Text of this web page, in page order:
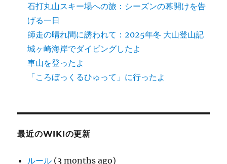
石打丸山スキー場への旅：シーズンの幕開けを告
げる一日
師走の晴れ間に誘われて：2025年冬 大山登山記
城ヶ崎海岸でダイビングしたよ
車山を登ったよ
「ころぼっくるひゅって」に行ったよ
最近のWIKIの更新
ルール (3 months ago)